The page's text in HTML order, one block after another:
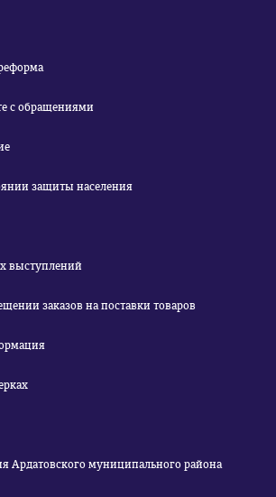
с обращениями
защиты населения
выступлений
заказов на поставки товаров
Ардатовского муниципального района